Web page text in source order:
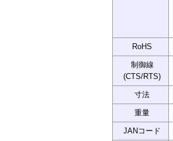
RoHS
制御線
(CTS/RTS)
寸法
重量
JANコード